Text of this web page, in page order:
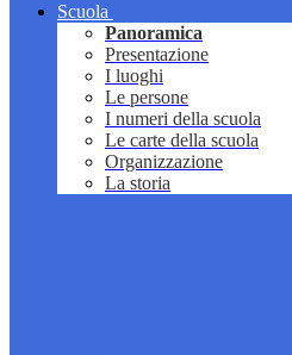
Scuola
Panoramica
Presentazione
I luoghi
Le persone
I numeri della scuola
Le carte della scuola
Organizzazione
La storia